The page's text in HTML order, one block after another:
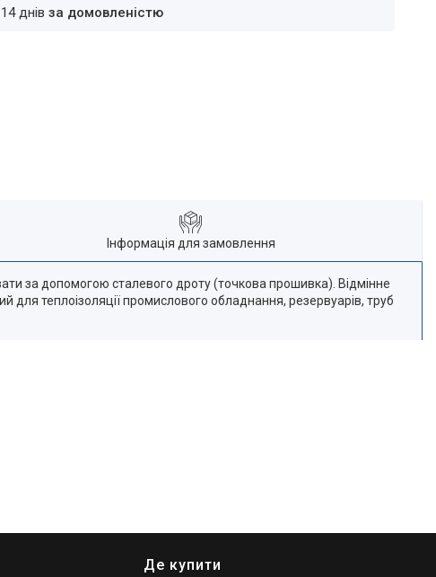
днівза домовленістю
Інформація для замовлення
за допомогою сталевого дроту (точкова прошивка). Відмінне
для теплоізоляції промислового обладнання, резервуарів, труб
Де купити